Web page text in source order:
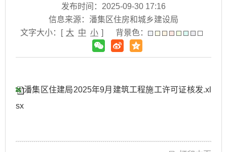
发布时间：2025-09-30 17:16
信息来源：潘集区住房和城乡建设局
文字大小：[ 大 中 小 ] 背景色：
潘集区住建局2025年9月建筑工程施工许可证核发.xl
sx